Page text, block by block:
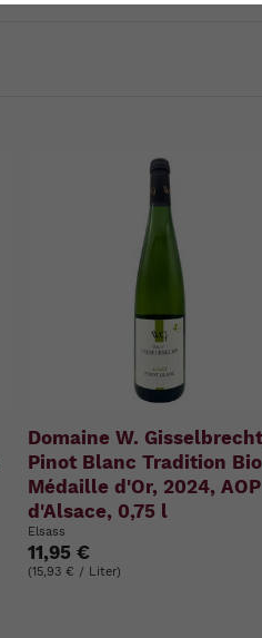
Domaine W.
Pinot Blanc Tradition Bio
Médaille d'Or, 2024, AOP
d'Alsace, 0,75 l
Elsass
11,95 €
(15,93 € / Liter)